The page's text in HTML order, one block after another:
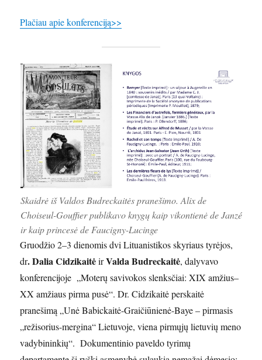
Plačiau apie konferenciją>>
Skaidrė iš Valdos Budreckaitės pranešimo. Alix de
Choiseul-Gouffier publikavo knygų kaip vikontienė de Janzé
ir kaip princesė de Faucigny-Lucinge
Gruodžio 2–3 dienomis dvi Lituanistikos skyriaus tyrėjos,
dr. Dalia CidzikaitėirValda Budreckaitė, dalyvavo
konferencijoje „Moterų savivokos slenksčiai: XIX amžius–
XX amžiaus pirma pusė“. Dr. Cidzikaitė perskaitė
pranešimą „Unė Babickaitė-Graičiūnienė-Baye – pirmasis
„režisorius-mergina“ Lietuvoje, viena pirmųjų lietuvių meno
vadybininkių“. Dokumentinio paveldo tyrimų